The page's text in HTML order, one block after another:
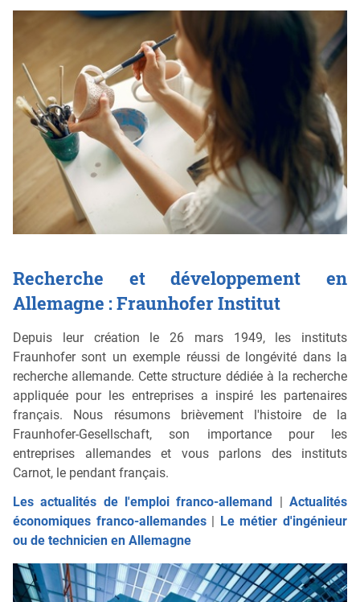
Recherche et développement en
Allemagne : Fraunhofer Institut
Depuis leur création le 26 mars 1949, les instituts
Fraunhofer sont un exemple réussi de longévité dans la
recherche allemande. Cette structure dédiée à la recherche
appliquée pour les entreprises a inspiré les partenaires
français. Nous résumons brièvement l'histoire de la
Fraunhofer-Gesellschaft, son importance pour les
entreprises allemandes et vous parlons des instituts
Carnot, le pendant français.
Les actualités de l'emploi franco-allemand |Actualités
économiques franco-allemandes| Le métier d'ingénieur
ou de technicien en Allemagne